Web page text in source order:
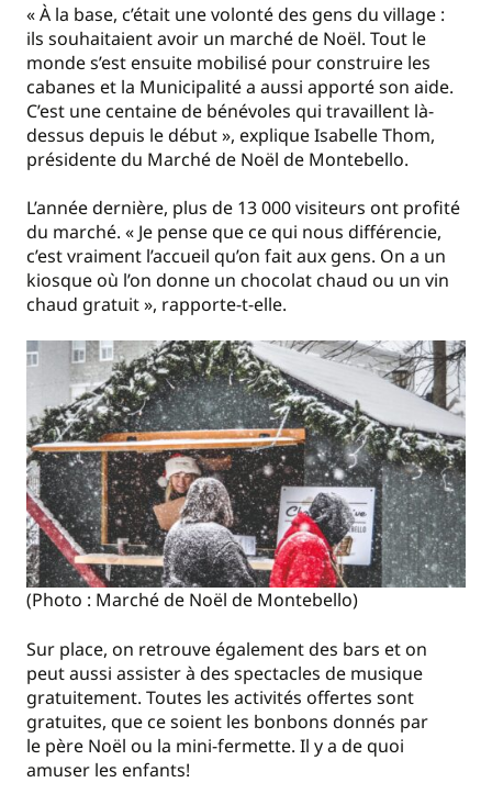
« À la base, c’était une volonté des gens du village :
ils souhaitaient avoir un marché de Noël. Tout le
monde s’est ensuite mobilisé pour construire les
cabanes et la Municipalité a aussi apporté son aide.
C’est une centaine de bénévoles qui travaillent là-
dessus depuis le début », explique Isabelle Thom,
présidente du Marché de Noël de Montebello.
L’année dernière, plus de 13 000 visiteurs ont profité
du marché. « Je pense que ce qui nous différencie,
c’est vraiment l’accueil qu’on fait aux gens. On a un
kiosque où l’on donne un chocolat chaud ou un vin
chaud gratuit », rapporte-t-elle.
(Photo : Marché de Noël de Montebello)
Sur place, on retrouve également des bars et on
peut aussi assister à des spectacles de musique
gratuitement. Toutes les activités offertes sont
gratuites, que ce soient les bonbons donnés par
le père Noël ou la mini-fermette. Il y a de quoi
amuser les enfants!